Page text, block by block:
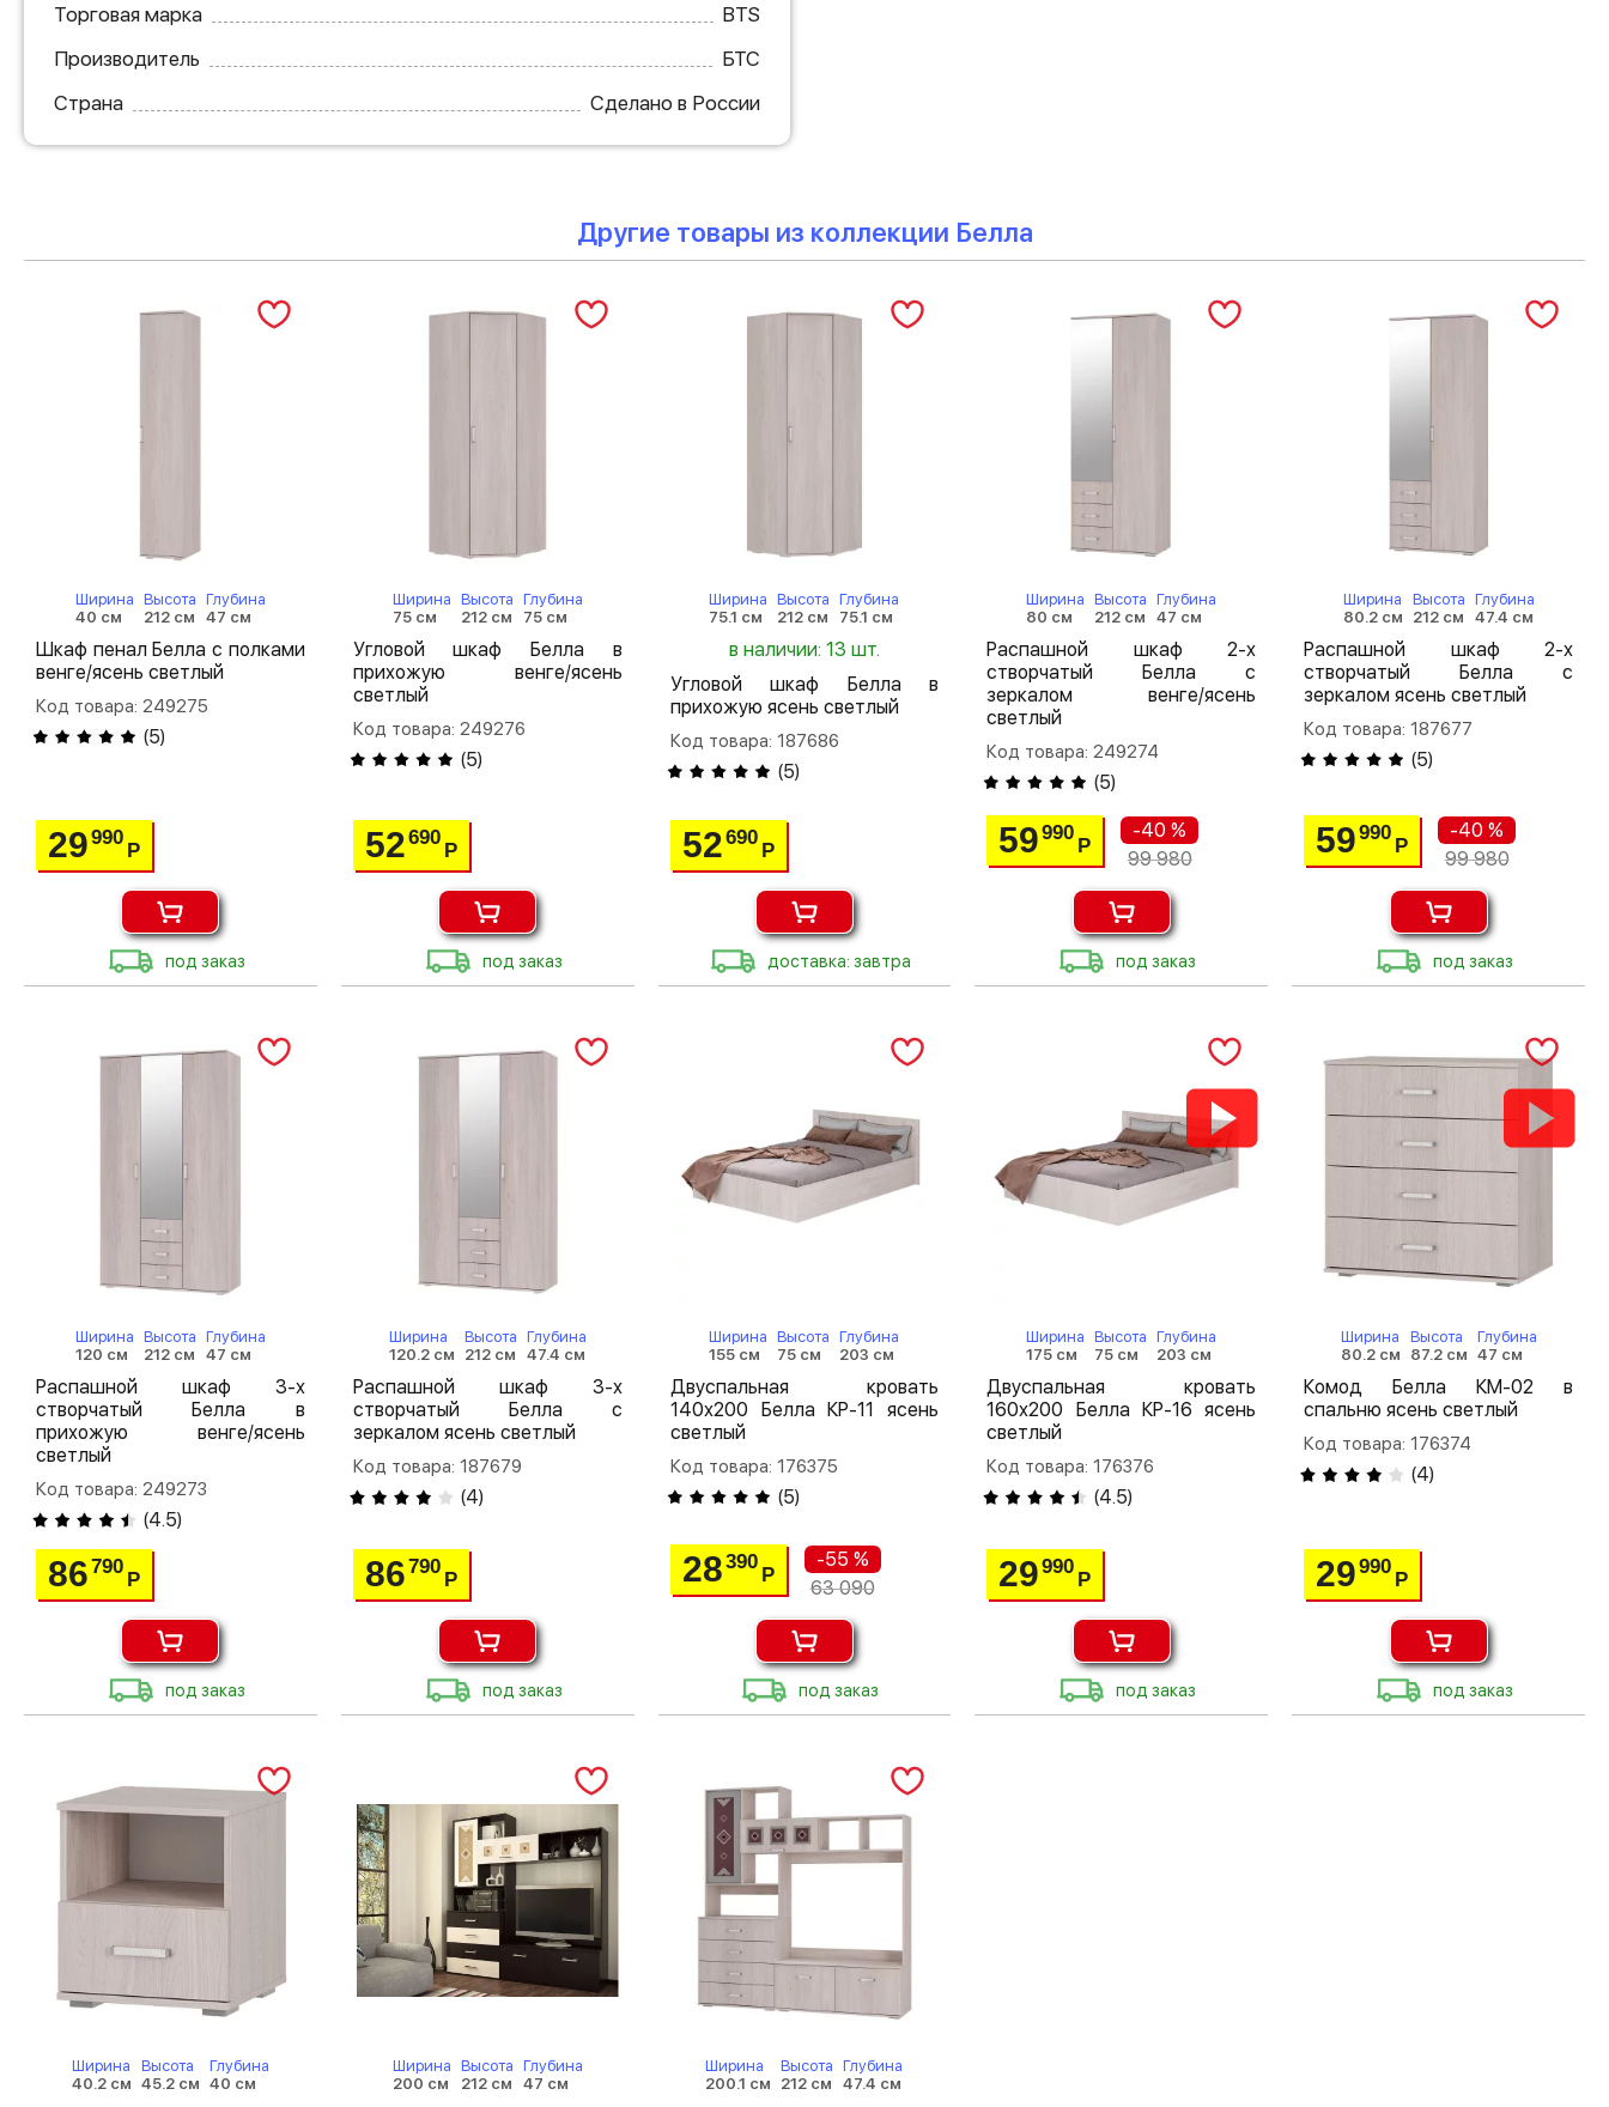
Торговая марка
BTS
Производитель
БТС
Страна
Сделано в России
Другие товары из коллекции Белла
Ширина
40 см
Высота
212 см
Глубина
47 см
Шкаф пенал Белла с полками
венге/ясень светлый
Код товара: 249275
(5)
29990
Р
под заказ
Ширина
75 см
Высота
212 см
Глубина
75 см
Угловой шкаф Белла в
прихожую венге/ясень
светлый
Код товара: 249276
(5)
52690
Р
под заказ
Ширина
75.1 см
Высота
212 см
Глубина
75.1 см
в наличии: 13 шт.
Угловой шкаф Белла в
прихожую ясень светлый
Код товара: 187686
(5)
52690
Р
доставка: завтра
Ширина
80 см
Высота
212 см
Глубина
47 см
Распашной шкаф 2-х
створчатый Белла с
зеркалом венге/ясень
светлый
Код товара: 249274
(5)
59990
Р
-40 %
99 980
под заказ
Ширина
80.2 см
Высота
212 см
Глубина
47.4 см
Распашной шкаф 2-х
створчатый Белла с
зеркалом ясень светлый
Код товара: 187677
(5)
59990
Р
-40 %
99 980
под заказ
Ширина
120 см
Высота
212 см
Глубина
47 см
Распашной шкаф 3-х
створчатый Белла в
прихожую венге/ясень
светлый
Код товара: 249273
(4.5)
86790
Р
под заказ
Ширина
120.2 см
Высота
212 см
Глубина
47.4 см
Распашной шкаф 3-х
створчатый Белла с
зеркалом ясень светлый
Код товара: 187679
(4)
86790
Р
под заказ
Ширина
155 см
Высота
75 см
Глубина
203 см
Двуспальная кровать
140х200 Белла КР-11 ясень
светлый
Код товара: 176375
(5)
28390
Р
-55 %
63 090
под заказ
Ширина
175 см
Высота
75 см
Глубина
203 см
Двуспальная кровать
160х200 Белла КР-16 ясень
светлый
Код товара: 176376
(4.5)
29990
Р
под заказ
Ширина
80.2 см
Высота
87.2 см
Глубина
47 см
Комод Белла КМ-02 в
спальню ясень светлый
Код товара: 176374
(4)
29990
Р
под заказ
Ширина
40.2 см
Высота
45.2 см
Глубина
40 см
Ширина
200 см
Высота
212 см
Глубина
47 см
Ширина
200.1 см
Высота
212 см
Глубина
47.4 см